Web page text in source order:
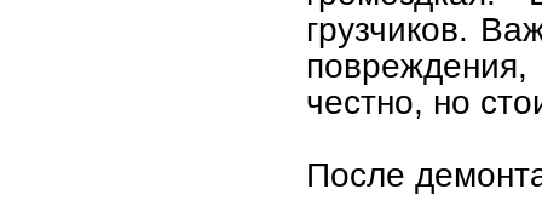
грузчиков.
повреждения,
честно, но
После